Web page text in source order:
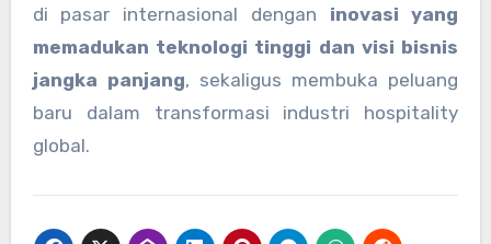
di pasar internasional dengan inovasi yang
memadukan teknologi tinggi dan visi bisnis
jangka panjang, sekaligus membuka peluang
baru dalam transformasi industri hospitality
global.